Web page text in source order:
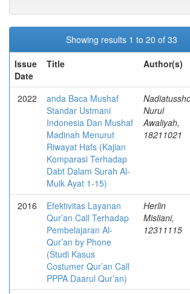
Showing results 1 to 20 of 33
Issue
Date
Title Author(s)
2022
anda Baca Mushaf
Standar Ustmani
Indonesia Dan Mushaf
Madinah Menurut
Riwayat Hafs (Kajian
Komparasi Terhadap
Dabt Dalam Surah Al-
Mulk Ayat 1-15)
Nurul
Awaliyah,
18211021
2016
Efektivitas Layanan
Qur’an Call Terhadap
Pembelajaran Al-
Qur’an by Phone
(Studi Kasus
Costumer Qur’an Call
PPPA Daarul Qur’an)
Herlin
Misliani,
12311115